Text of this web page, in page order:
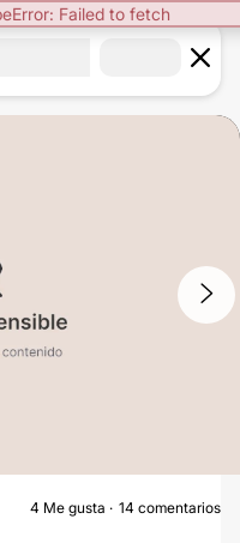
Failed to fetch
LIPOESCULTURA
4 Me gusta 14 comentarios